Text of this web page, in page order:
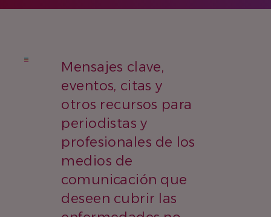
Mensajes clave,
eventos, citas y
otros recursos para
periodistas y
profesionales de los
medios de
comunicación que
deseen cubrir las